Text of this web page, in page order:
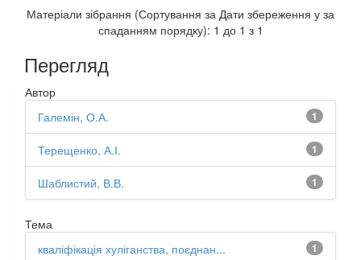
Матеріали зібрання (Сортування за Дати збереження у за
спаданням порядку): 1 до 1 з 1
Перегляд
Автор
1
Галемін, О.А.
1
Терещенко, А.І.
1
Шаблистий, В.В.
Тема
1
кваліфікація хуліганства, поєднан...